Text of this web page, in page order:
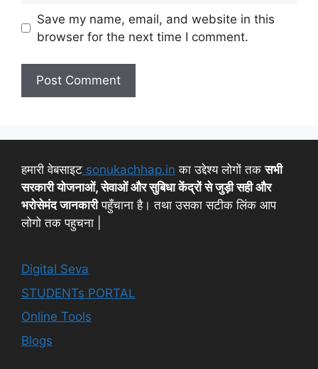
Save my name, email, and website in this
browser for the next time I comment.
हमारी वेबसाइट sonukachhap.in का उद्देश्य लोगों तकसभी
सरकारी योजनाओं, सेवाओं और सुबिधा केंद्रों से जुड़ी सही और
भरोसेमंद जानकारीपहुँचाना है। तथा उसका सटीक लिंक आप
लोगो तक पहुचना |
Digital Seva
STUDENTs PORTAL
Online Tools
Blogs